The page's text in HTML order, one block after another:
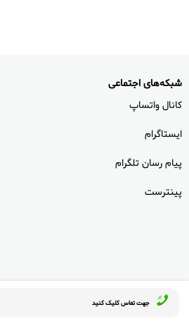
جهت تماس کلیک کنید
شبکه‌های اجتماعی
کانال واتساپ
ایستاگرام
پیام رسان تلگرام
پینترست